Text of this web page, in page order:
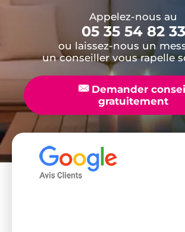
Appelez-nous au
05 35 54 82 33
ou laissez-nous un
un conseiller vous rapelle
📧Demander
gratuitement